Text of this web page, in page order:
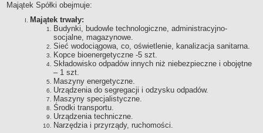
Organy Spółki i ich kompetencje
Struktura własnościowa
KOMUNIKATY
Informacje i komunikaty
Plany postępowań o UZP
Platforma zakupowa
Zamówienia publiczne
DZIAŁALNOŚĆ SPÓŁKI
Majątek Spółki obejmuje:
Majątek trwały:
Budynki, budowle technologiczne, administracyjno-
socjalne, magazynowe.
Sieć wodociągowa, co, oświetlenie, kanalizacja sanitarna.
Kopce bioenergetyczne -5 szt.
Składowisko odpadów innych niż niebezpieczne i obojętne
– 1 szt.
Maszyny energetyczne.
Urządzenia do segregacji i odzysku odpadów.
Maszyny specjalistyczne.
Środki transportu.
Urządzenia techniczne.
Narzędzia i przyrządy, ruchomości.